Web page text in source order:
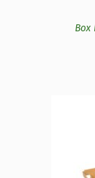
Box